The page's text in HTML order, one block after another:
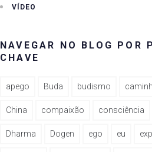
VÍDEO
NAVEGAR NO BLOG POR
CHAVE
apego Buda budismo
China compaixão consciência
Dharma Dogen ego eu